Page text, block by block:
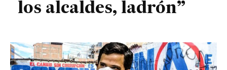
los alcaldes, ladrón”